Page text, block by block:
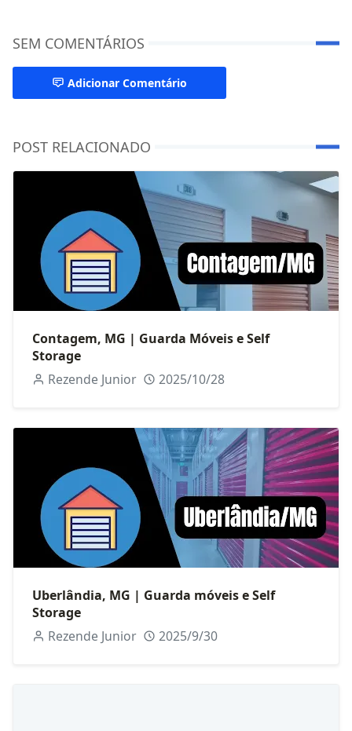
SEM COMENTÁRIOS
Adicionar Comentário
POST RELACIONADO
Contagem, MG | Guarda Móveis e Self
Storage
Rezende Junior
2025/10/28
Uberlândia, MG | Guarda móveis e Self
Storage
Rezende Junior
2025/9/30